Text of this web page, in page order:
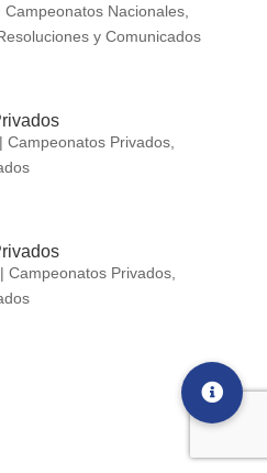
Campeonatos Nacionales,
y Comunicados
| Campeonatos Privados,
Campeonatos Privados,